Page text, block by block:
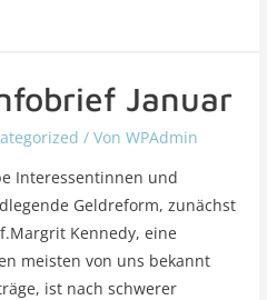
Januar
/ VonWPAdmin
Interessentinnen und
Geldreform, zunächst
Kennedy, eine
meisten von uns bekannt
ist nach schwerer